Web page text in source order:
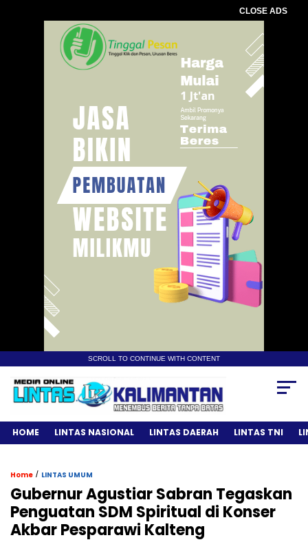
CLOSE ADS
SCROLL TO CONTINUE WITH CONTENT
HOME LINTAS NASIONAL LINTAS DAERAH LINTAS TNI
Home / LINTAS UMUM
Gubernur Agustiar Sabran Tegaskan
Penguatan SDM Spiritual di Konser
Akbar Pesparawi Kalteng